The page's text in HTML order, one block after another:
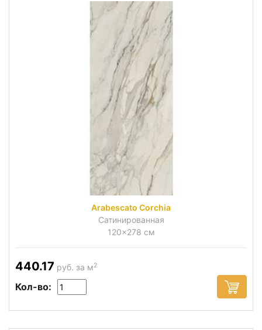
Arabescato Corchia
Сатинированная
120x278 см
440.17 руб. за м2
Кол-во: